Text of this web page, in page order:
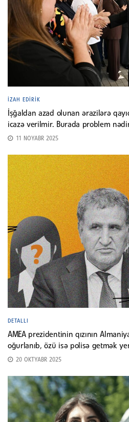
İZAH EDIRIK
İşğaldan azad olunan ərazilərə
icazə verilmir. Burada problem
11 NOYABR 2025
DETALLI
AMEA prezidentinin qızının
oğurlanıb, özü isə polisə getmək
20 OKTYABR 2025